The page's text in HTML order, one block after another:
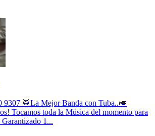
9307 🥁La Mejor Banda con Tuba..🎺
Tocamos toda la Música del momento para
1...